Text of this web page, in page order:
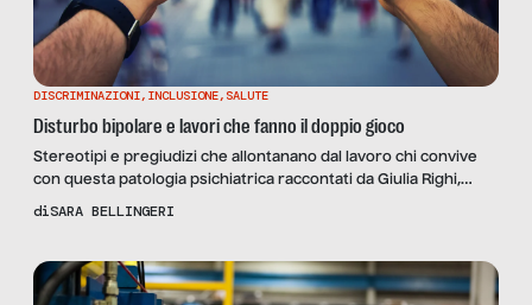
DISCRIMINAZIONI, INCLUSIONE, SALUTE
Disturbo bipolare e lavori che fanno il doppio gioco
Stereotipi e pregiudizi che allontanano dal lavoro chi convive
con questa patologia psichiatrica raccontati da Giulia Righi,
ideatrice del blog BipolarInformati.
diSARA BELLINGERI